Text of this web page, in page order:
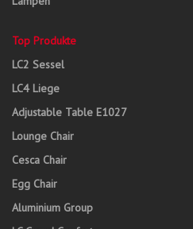
Top Produkte
LC2 Sessel
LC4 Liege
Adjustable Table E1027
Lounge Chair
Cesca Chair
Egg Chair
Aluminium Group